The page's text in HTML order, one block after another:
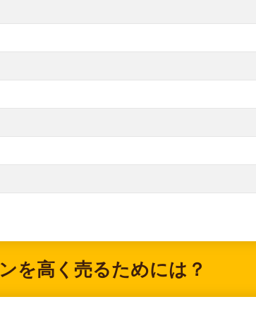
を高く売るためには？